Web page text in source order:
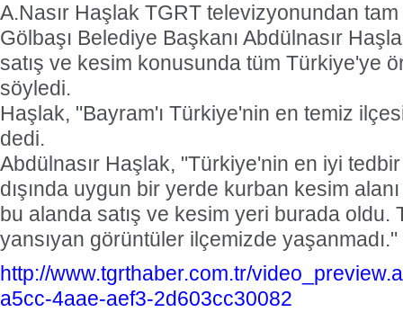
A.Nasır Haşlak TGRT televizyonundan tam
Gölbaşı Belediye Başkanı Abdülnasır
satış ve kesim konusunda tüm Türkiye'ye
söyledi.
Haşlak, "Bayram'ı Türkiye'nin en temiz
dedi.
Abdülnasır Haşlak, "Türkiye'nin en iyi
dışında uygun bir yerde kurban kesim
bu alanda satış ve kesim yeri burada oldu.
yansıyan görüntüler ilçemizde
http://www.tgrthaber.com.tr/
a5cc-4aae-aef3-2d603cc30082